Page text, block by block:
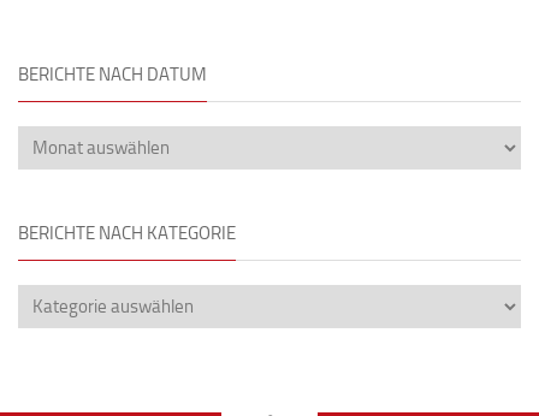
BERICHTE NACH DATUM
BERICHTE NACH KATEGORIE